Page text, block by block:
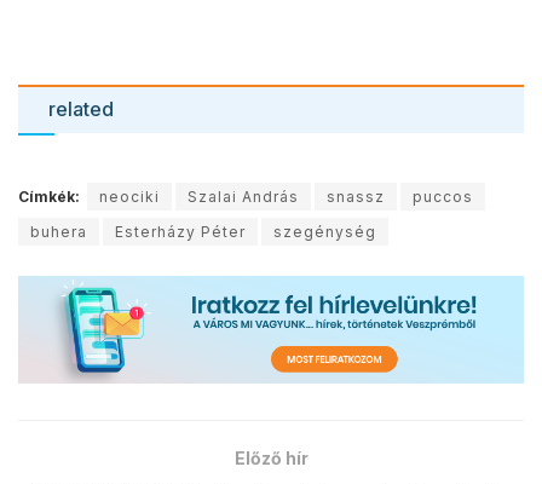
related
Címkék: neociki Szalai András snassz
puccos
buhera
Esterházy Péter szegénység
Előző hír